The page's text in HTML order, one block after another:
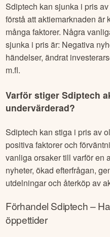
Sdiptech kan sjunka i pris
förstå att aktiemarknaden är
många faktorer. Några
sjunka i pris är: Negativa
händelser, ändrat
m.fl.
Varför stigerSdiptech
undervärderad?
Sdiptech kan stiga i pris av
positiva faktorer och
vanliga orsaker till varför en
nyheter, ökad efterfrågan,
utdelningar och återköp av
Förhandel Sdiptech–
öppettider